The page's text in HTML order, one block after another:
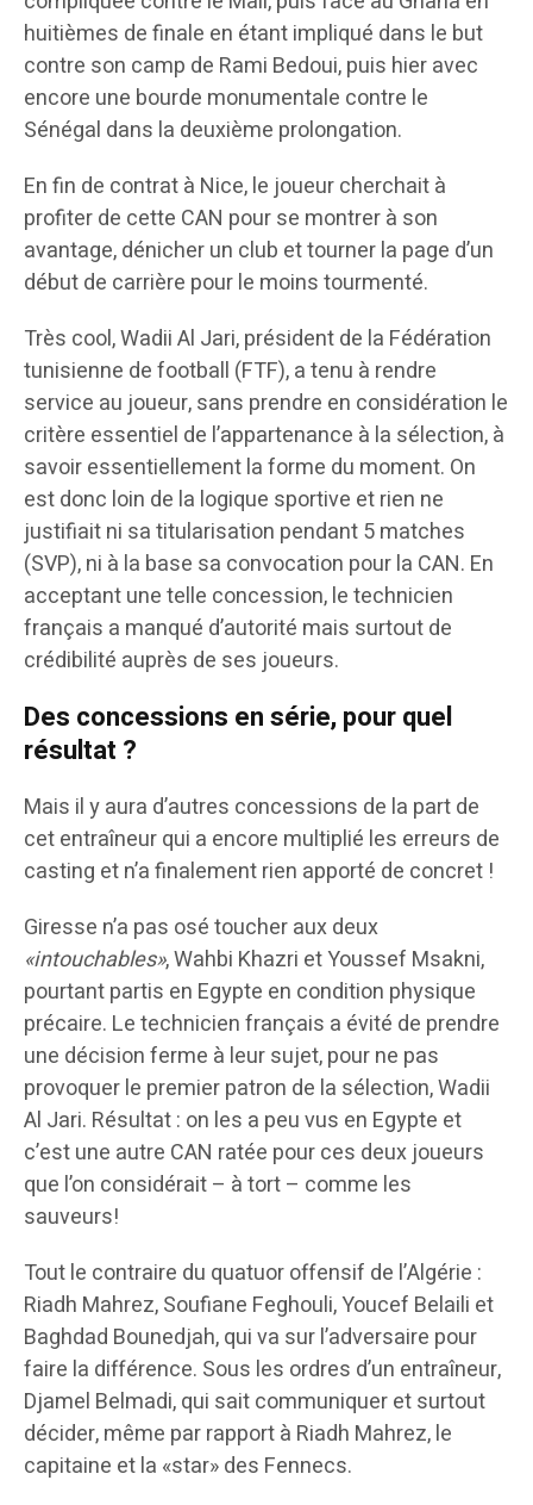
huitièmes de finale en étant impliqué dans le but
contre son camp de Rami Bedoui, puis hier avec
encore une bourde monumentale contre le
Sénégal dans la deuxième prolongation.
En fin de contrat à Nice, le joueur cherchait à
profiter de cette CAN pour se montrer à son
avantage, dénicher un club et tourner la page d’un
début de carrière pour le moins tourmenté.
Très cool, Wadii Al Jari, président de la Fédération
tunisienne de football (FTF), a tenu à rendre
service au joueur, sans prendre en considération le
critère essentiel de l’appartenance à la sélection, à
savoir essentiellement la forme du moment. On
est donc loin de la logique sportive et rien ne
justifiait ni sa titularisation pendant 5 matches
(SVP), ni à la base sa convocation pour la CAN. En
acceptant une telle concession, le technicien
français a manqué d’autorité mais surtout de
crédibilité auprès de ses joueurs.
Des concessions en série, pour quel
résultat ?
Mais il y aura d’autres concessions de la part de
cet entraîneur qui a encore multiplié les erreurs de
casting et n’a finalement rien apporté de concret !
Giresse n’a pas osé toucher aux deux
«intouchables», Wahbi Khazri et Youssef Msakni,
pourtant partis en Egypte en condition physique
précaire. Le technicien français a évité de prendre
une décision ferme à leur sujet, pour ne pas
provoquer le premier patron de la sélection, Wadii
Al Jari. Résultat : on les a peu vus en Egypte et
c’est une autre CAN ratée pour ces deux joueurs
que l’on considérait – à tort – comme les
sauveurs!
Tout le contraire du quatuor offensif de l’Algérie :
Riadh Mahrez, Soufiane Feghouli, Youcef Belaili et
Baghdad Bounedjah, qui va sur l’adversaire pour
faire la différence. Sous les ordres d’un entraîneur,
Djamel Belmadi, qui sait communiquer et surtout
décider, même par rapport à Riadh Mahrez, le
capitaine et la «star» des Fennecs.